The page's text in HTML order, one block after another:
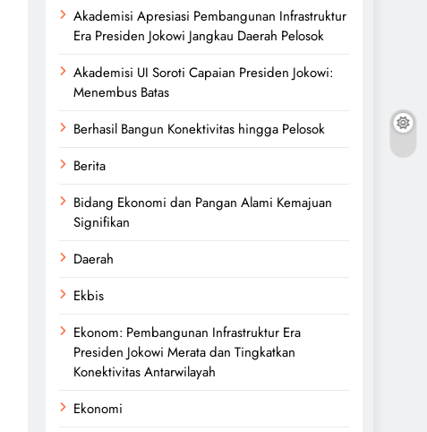
Akademisi Apresiasi Pembangunan Infrastruktur
Era Presiden Jokowi Jangkau Daerah Pelosok
Akademisi UI Soroti Capaian Presiden Jokowi:
Menembus Batas
Berhasil Bangun Konektivitas hingga Pelosok
Berita
Bidang Ekonomi dan Pangan Alami Kemajuan
Signifikan
Daerah
Ekbis
Ekonom: Pembangunan Infrastruktur Era
Presiden Jokowi Merata dan Tingkatkan
Konektivitas Antarwilayah
Ekonomi